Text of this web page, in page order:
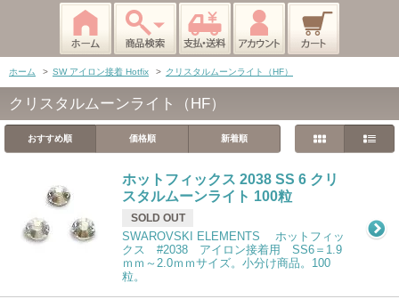
ホーム > SW アイロン接着 Hotfix > クリスタルムーンライト（HF）
クリスタルムーンライト（HF）
おすすめ順 価格順 新着順
ホットフィックス 2038 SS 6 クリ
スタルムーンライト 100粒
SOLD OUT
SWAROVSKI ELEMENTS ホットフィッ
クス #2038 アイロン接着用 SS6＝1.9
ｍｍ～2.0ｍｍサイズ。小分け商品。100
粒。